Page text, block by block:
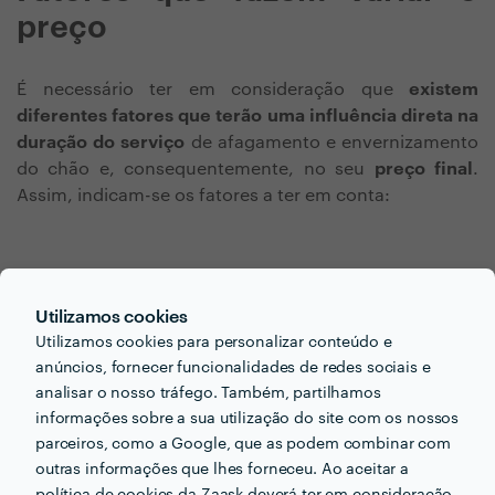
Utilizamos cookies
Utilizamos cookies para personalizar conteúdo e
anúncios, fornecer funcionalidades de redes sociais e
analisar o nosso tráfego. Também, partilhamos
informações sobre a sua utilização do site com os nossos
parceiros, como a Google, que as podem combinar com
outras informações que lhes forneceu. Ao aceitar a
preço
É necessário ter em consideração que existem
diferentes fatores que terão uma influência direta na
duração do serviço de afagamento e envernizamento
do chão e, consequentemente, no seu
preço final .
Assim, indicam-se os fatores a ter em conta:
afagado e envernizado é determinante no cálculo
do orçamento, uma vez que influencia a
quantidade de materiais a serem utilizados e a
duração do trabalho
. Os profissionais
normalmente estabelecem um preço fixo para o
metro quadrado. Por norma, esse valor já inclui
limpeza e remoção dos resíduos gerados no